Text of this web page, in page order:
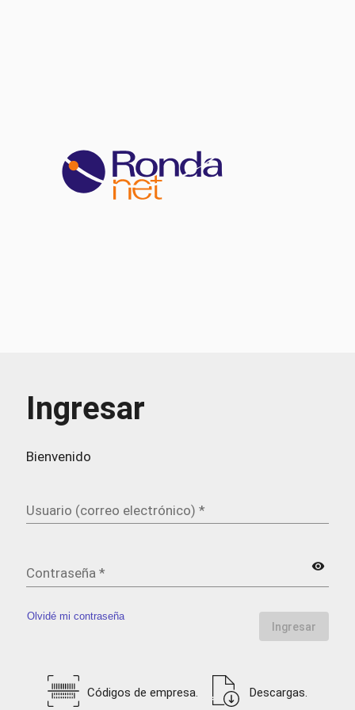
Ingresar
Bienvenido
Usuario (correo electrónico) *
Contraseña * visibility
Ingresar
Olvidé mi contraseña
Códigos de empresa. Descargas.